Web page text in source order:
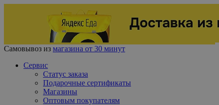
Самовывоз из магазина от 30 минут
Сервис
Статус заказа
Подарочные сертификаты
Магазины
Оптовым покупателям